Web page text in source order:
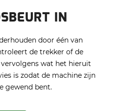
IN
door één van
de trekker of de
wat het hieruit
is zodat de machine zijn
gewend bent.